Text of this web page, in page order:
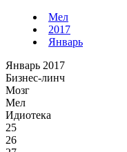
Мел
2017
Январь
Январь 2017
Бизнес-линч
Мозг
Мел
Идиотека
25
26